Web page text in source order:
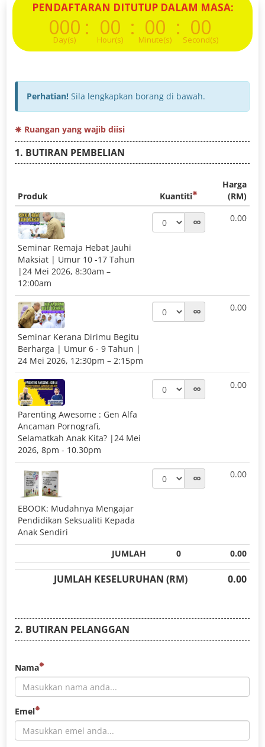
PENDAFTARAN DITUTUP DALAM MASA:
000
Day(s) : 00
Hour(s) : 00
Minute(s) : 00
Second(s)